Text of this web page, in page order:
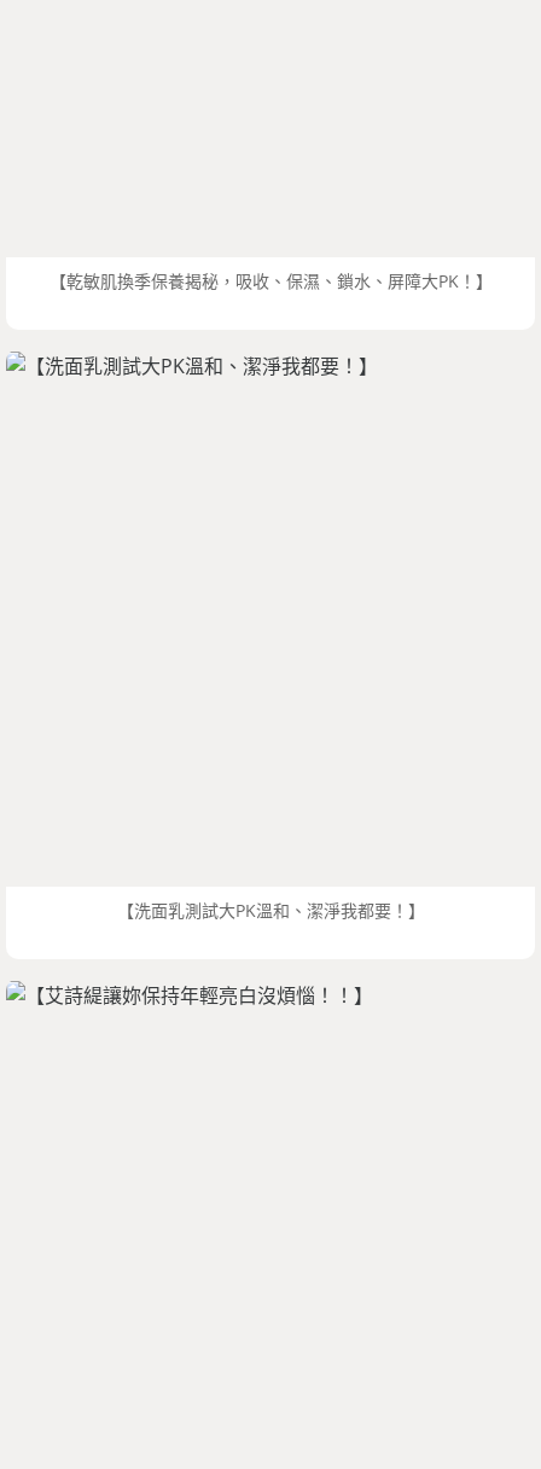
【乾敏肌換季保養揭秘，吸收、保濕、鎖水、屏障大PK！】
【洗面乳測試大PK溫和、潔淨我都要！】